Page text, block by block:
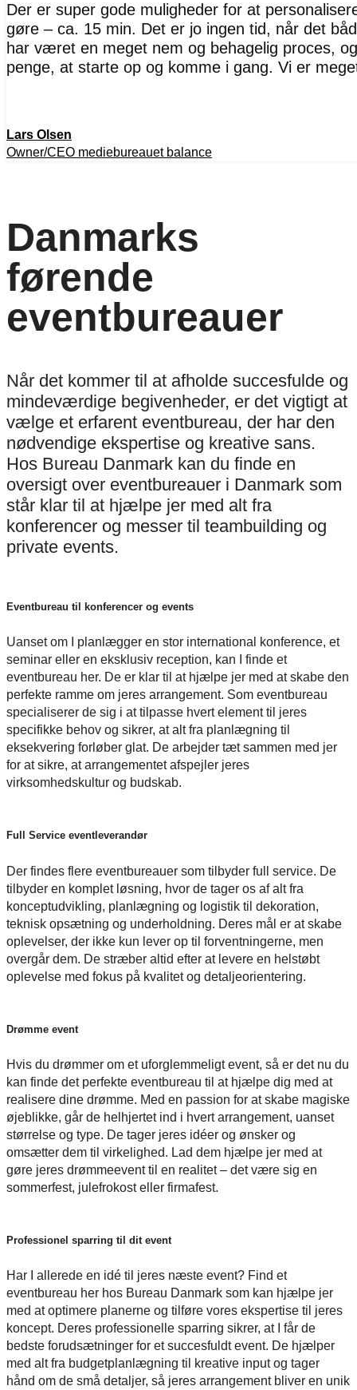
Der er super gode muligheder for at
gøre – ca. 15 min. Det er jo ingen tid, når det
har været en meget nem og behagelig proces,
penge, at starte op og komme i gang. Vi er
Lars Olsen
Owner/CEO mediebureauet balance
Danmarks
førende
eventbureauer
Når det kommer til at afholde succesfulde og
mindeværdige begivenheder, er det vigtigt at
vælge et erfarent eventbureau, der har den
nødvendige ekspertise og kreative sans.
Hos Bureau Danmark kan du finde en
oversigt over eventbureauer i Danmark som
står klar til at hjælpe jer med alt fra
konferencer og messer til teambuilding og
private events.
Eventbureau til konferencer og events
Uanset om I planlægger en stor international konference, et
seminar eller en eksklusiv reception, kan I finde et
eventbureau her. De er klar til at hjælpe jer med at skabe den
perfekte ramme om jeres arrangement. Som eventbureau
specialiserer de sig i at tilpasse hvert element til jeres
specifikke behov og sikrer, at alt fra planlægning til
eksekvering forløber glat. De arbejder tæt sammen med jer
for at sikre, at arrangementet afspejler jeres
virksomhedskultur og budskab.
Full Service eventleverandør
Der findes flere eventbureauer som tilbyder full service. De
tilbyder en komplet løsning, hvor de tager os af alt fra
konceptudvikling, planlægning og logistik til dekoration,
teknisk opsætning og underholdning. Deres mål er at skabe
oplevelser, der ikke kun lever op til forventningerne, men
overgår dem. De stræber altid efter at levere en helstøbt
oplevelse med fokus på kvalitet og detaljeorientering.
Drømme event
Hvis du drømmer om et uforglemmeligt event, så er det nu du
kan finde det perfekte eventbureau til at hjælpe dig med at
realisere dine drømme. Med en passion for at skabe magiske
øjeblikke, går de helhjertet ind i hvert arrangement, uanset
størrelse og type. De tager jeres idéer og ønsker og
omsætter dem til virkelighed. Lad dem hjælpe jer med at
gøre jeres drømmeevent til en realitet – det være sig en
sommerfest, julefrokost eller firmafest.
Professionel sparring til dit event
Har I allerede en idé til jeres næste event? Find et
eventbureau her hos Bureau Danmark som kan hjælpe jer
med at optimere planerne og tilføre vores ekspertise til jeres
koncept. Deres professionelle sparring sikrer, at I får de
bedste forudsætninger for et succesfuldt event. De hjælper
med alt fra budgetplanlægning til kreative input og tager
hånd om de små detaljer, så jeres arrangement bliver en unik